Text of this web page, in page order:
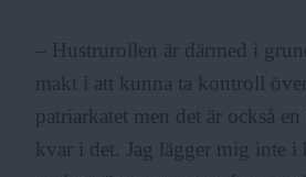
– Hustrurollen är därmed i
makt i att kunna ta kontroll
patriarkatet men det är också
kvar i det. Jag lägger mig inte